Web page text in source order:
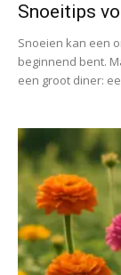
Snoeitips
Snoeien kan een
beginnend bent.
een groot diner: